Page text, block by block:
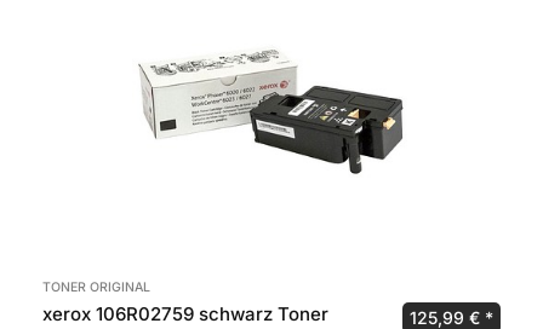
TONER ORIGINAL
xerox 106R02759 schwarz Toner Ursprünglicher
125,99 €